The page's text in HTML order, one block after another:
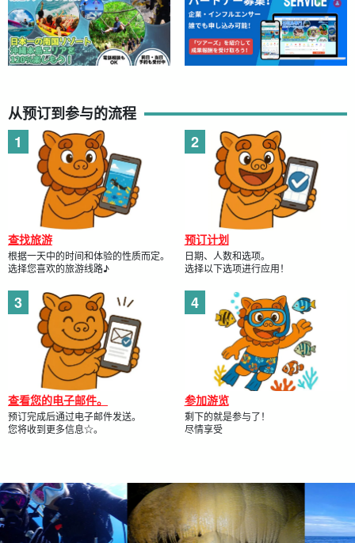
从预订到参与的流程
查找旅游
根据一天中的时间和体验的性质而定。
选择您喜欢的旅游线路♪
预订计划
日期、人数和选项。
选择以下选项进行应用！
查看您的电子邮件。
预订完成后通过电子邮件发送。
您将收到更多信息☆。
参加游览
剩下的就是参与了！
尽情享受